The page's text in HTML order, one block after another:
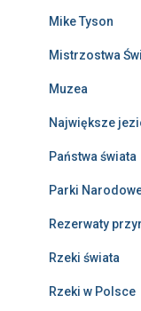
Mike Tyson
Mistrzostwa
Muzea
Największe
Państwa świata
Parki
Rezerwaty
Rzeki świata
Rzeki w Polsce